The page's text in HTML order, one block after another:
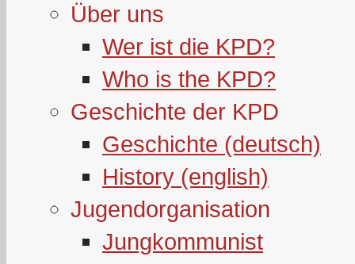
Über uns
Wer ist die KPD?
Who is the KPD?
Geschichte der KPD
Geschichte (deutsch)
History (english)
Jugendorganisation
Jungkommunist